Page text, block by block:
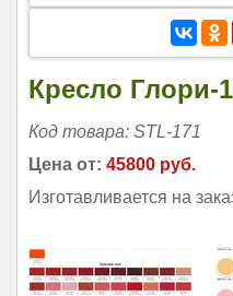
Кресло Глори-
Код товара: STL-171
Цена от: 45800 руб.
Изготавливается на